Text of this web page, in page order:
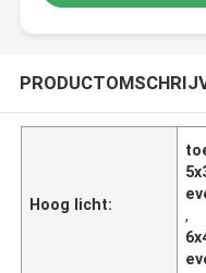
Hoog licht:
,